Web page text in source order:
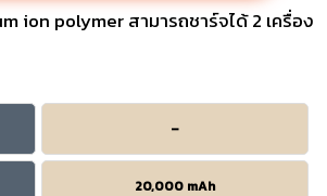
ion polymer สามารถชาร์จได้ 2 เครื่อง
–
20,000 mAh